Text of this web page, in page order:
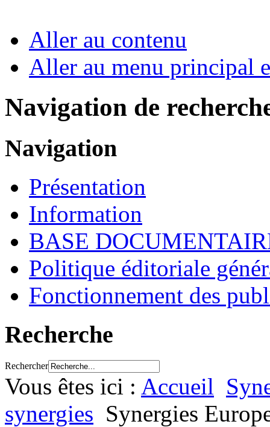
Aller au contenu
Aller au menu principal
Navigation de
Navigation
Présentation
Information
BASE
Politique éditoriale
Fonctionnement des
Recherche
Rechercher
Vous êtes ici : Accueil
synergies Synergies